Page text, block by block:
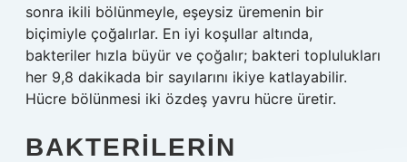
sonra ikili bölünmeyle, eşeysiz üremenin bir
biçimiyle çoğalırlar. En iyi koşullar altında,
bakteriler hızla büyür ve çoğalır; bakteri toplulukları
her 9,8 dakikada bir sayılarını ikiye katlayabilir.
Hücre bölünmesi iki özdeş yavru hücre üretir.
BAKTERILERIN